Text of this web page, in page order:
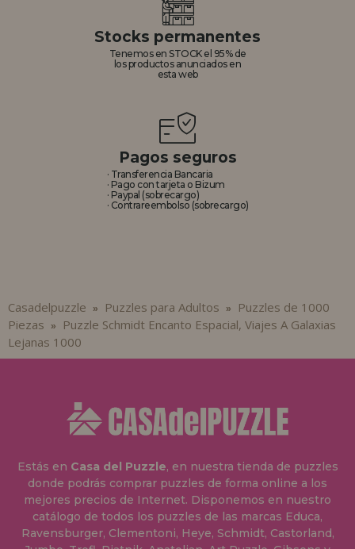
Stocks permanentes
Tenemos en STOCK el 95% de
los productos anunciados en
esta web
Pagos seguros
· Transferencia Bancaria
· Pago con tarjeta o Bizum
· Paypal (sobrecargo)
· Contrareembolso (sobrecargo)
Casadelpuzzle » Puzzles para Adultos »
Puzzles de 1000
Piezas »
Puzzle Schmidt Encanto Espacial, Viajes A Galaxias
Lejanas 1000
Estás en Casa del Puzzle, en nuestra tienda de puzzles
donde podrás comprar puzzles de forma online a los
mejores precios de Internet. Disponemos en nuestro
catálogo de todos los puzzles de las marcas Educa,
Ravensburger, Clementoni, Heye, Schmidt, Castorland,